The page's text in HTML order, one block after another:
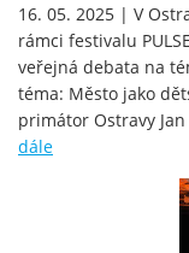
16. 05. 2025 | V
rámci festivalu
veřejná debata na
téma: Město jako
primátor Ostravy
dále